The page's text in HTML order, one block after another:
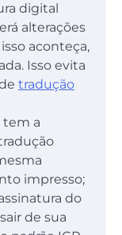
digital
alterações
aconteça,
Isso evita
tradução
a
impresso;
do
de sua